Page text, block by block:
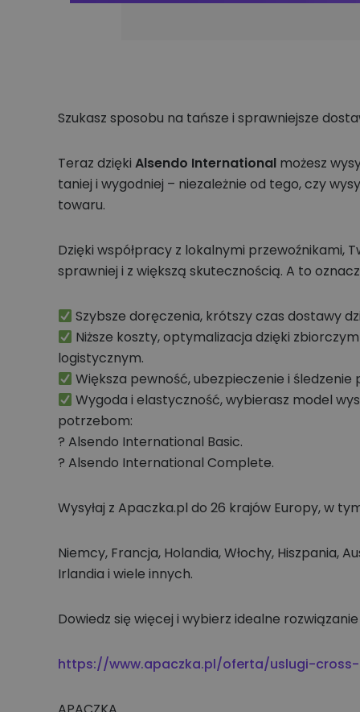
Szukasz sposobu na tańsze i sprawniejsze
Teraz dzięki Alsendo International możesz
taniej i wygodniej – niezależnie od tego, czy
towaru.
Dzięki współpracy z lokalnymi przewoźnikami,
sprawniej i z większą skutecznością. A to
Szybsze doręczenia, krótszy czas dostawy
Niższe koszty, optymalizacja dzięki
logistycznym.
Większa pewność, ubezpieczenie i śledzenie
Wygoda i elastyczność, wybierasz model
potrzebom:
? Alsendo International Basic.
? Alsendo International Complete.
Wysyłaj z Apaczka.pl do 26 krajów Europy, w
Niemcy, Francja, Holandia, Włochy, Hiszpania,
Irlandia i wiele innych.
Dowiedz się więcej i wybierz idealne
https://www.apaczka.pl/oferta/uslugi-